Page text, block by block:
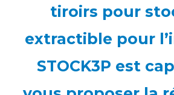
tiroirs pour
extractible pour
STOCK3P est